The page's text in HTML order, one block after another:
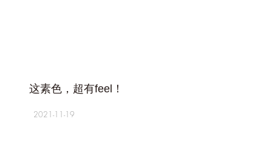
这素色，超有feel！
2021-11-19